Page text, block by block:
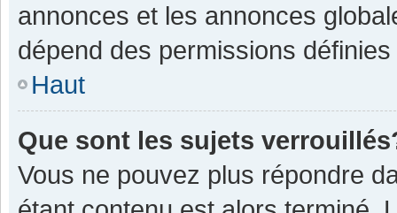
annonces et les annonces
dépend des permissions définies
Haut
Que sont les sujets
Vous ne pouvez plus répondre